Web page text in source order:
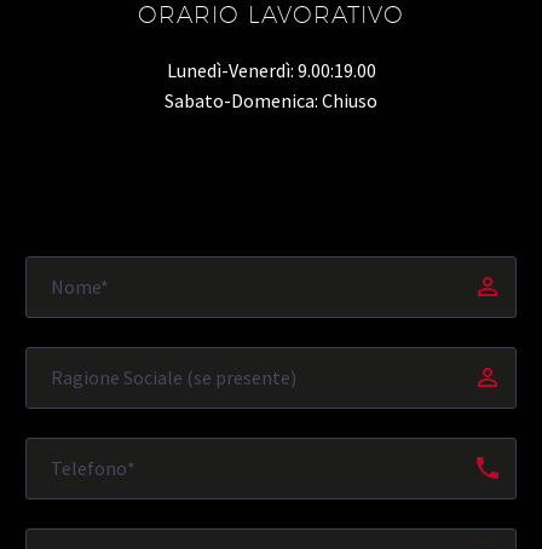
ORARIO LAVORATIVO
Lunedì-Venerdì: 9.00:19.00
Sabato-Domenica: Chiuso